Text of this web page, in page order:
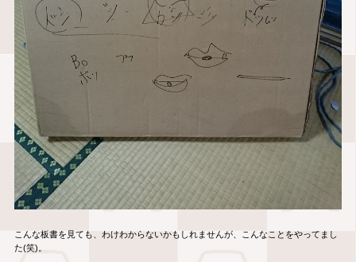
こんな板書を見ても、わけわからないかもしれませんが、こんなことをやってまし
た(笑)。